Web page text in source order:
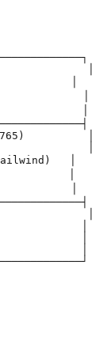
│
│
│
│
│
│
│
│
│
│
│
│
│